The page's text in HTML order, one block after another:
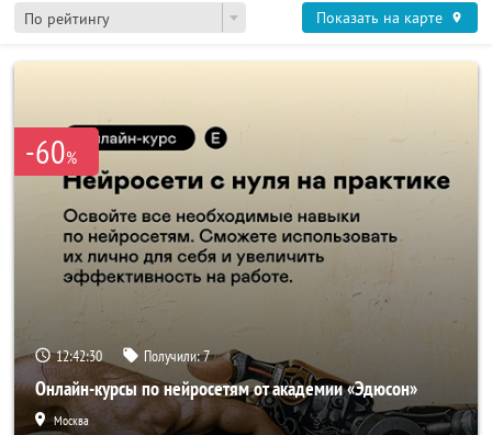
По рейтингу Показать на карте
-60%
12:42:28 Получили:7
Онлайн-курсы по нейросетям от академии «Эдюсон»
Москва